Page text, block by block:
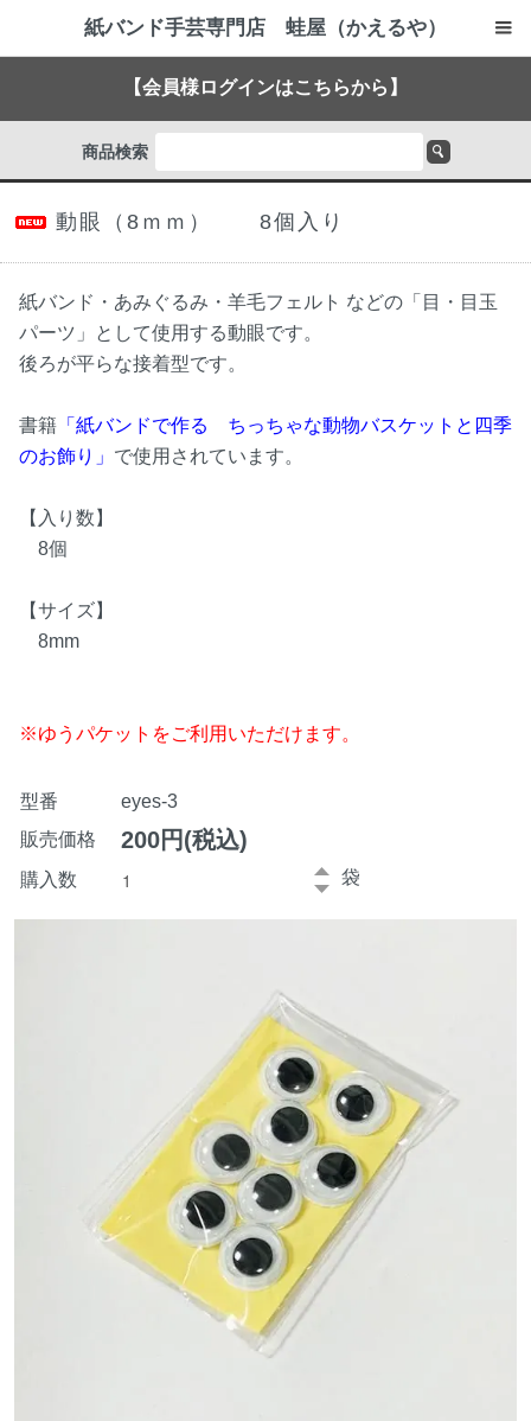
紙バンド手芸専門店 蛙屋（かえるや）
【会員様ログインはこちらから】
商品検索
動眼（8ｍｍ） 8個入り
紙バンド・あみぐるみ・羊毛フェルト などの「目・目玉
パーツ」として使用する動眼です。
後ろが平らな接着型です。
書籍「紙バンドで作る ちっちゃな動物バスケットと四季
のお飾り」 で使用されています。
【入り数】
8個
【サイズ】
8mm
※ゆうパケットをご利用いただけます。
型番
eyes-3
販売価格
200円(税込)
購入数 袋